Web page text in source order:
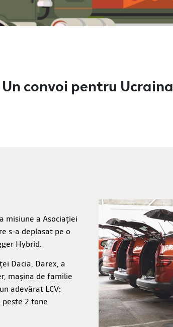
Un convoi pentru Ucraina
misiune a Asociației
s-a deplasat pe o
Hybrid.
Dacia, Darex, a
mașina de familie
adevărat LCV:
2 tone